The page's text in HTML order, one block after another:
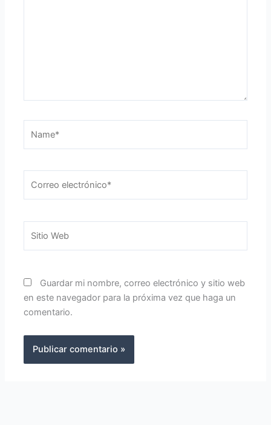
Web
Guardar mi nombre, correo electrónico y sitio web
en este navegador para la próxima vez que haga un
comentario.